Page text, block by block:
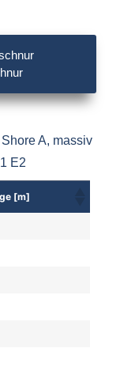
A, massiv
E2
[m]